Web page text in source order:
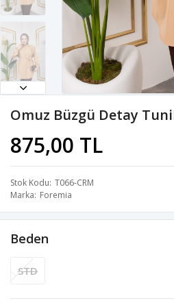
Omuz Büzgü Detay
875,00 TL
Stok Kodu T066-CRM
Marka Foremia
Beden
STD